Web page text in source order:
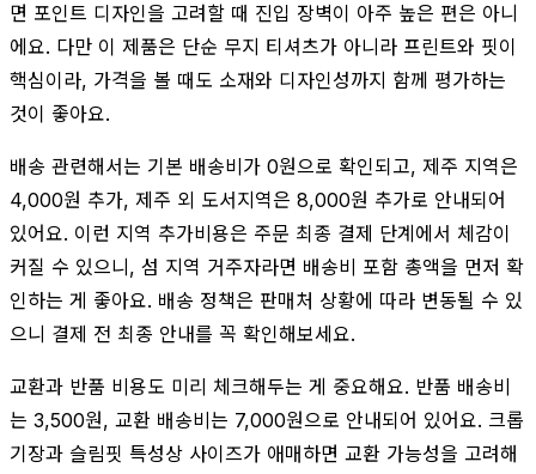
면 포인트 디자인을 고려할 때 진입 장벽이 아주 높은 편은 아니
에요. 다만 이 제품은 단순 무지 티셔츠가 아니라 프린트와 핏이
핵심이라, 가격을 볼 때도 소재와 디자인성까지 함께 평가하는
것이 좋아요.
배송 관련해서는 기본 배송비가 0원으로 확인되고, 제주 지역은
4,000원 추가, 제주 외 도서지역은 8,000원 추가로 안내되어
있어요. 이런 지역 추가비용은 주문 최종 결제 단계에서 체감이
커질 수 있으니, 섬 지역 거주자라면 배송비 포함 총액을 먼저 확
인하는 게 좋아요. 배송 정책은 판매처 상황에 따라 변동될 수 있
으니 결제 전 최종 안내를 꼭 확인해보세요.
교환과 반품 비용도 미리 체크해두는 게 중요해요. 반품 배송비
는 3,500원, 교환 배송비는 7,000원으로 안내되어 있어요. 크롭
기장과 슬림핏 특성상 사이즈가 애매하면 교환 가능성을 고려해